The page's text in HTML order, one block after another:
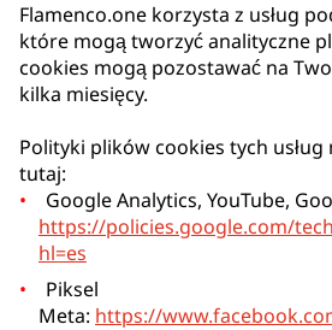
Flamenco.one korzysta z usług
które mogą tworzyć analityczne
cookies mogą pozostawać na
kilka miesięcy.
Polityki plików cookies tych
tutaj:
Google Analytics, YouTube,
https://policies.google.com/
hl=es
Piksel
Meta: https://